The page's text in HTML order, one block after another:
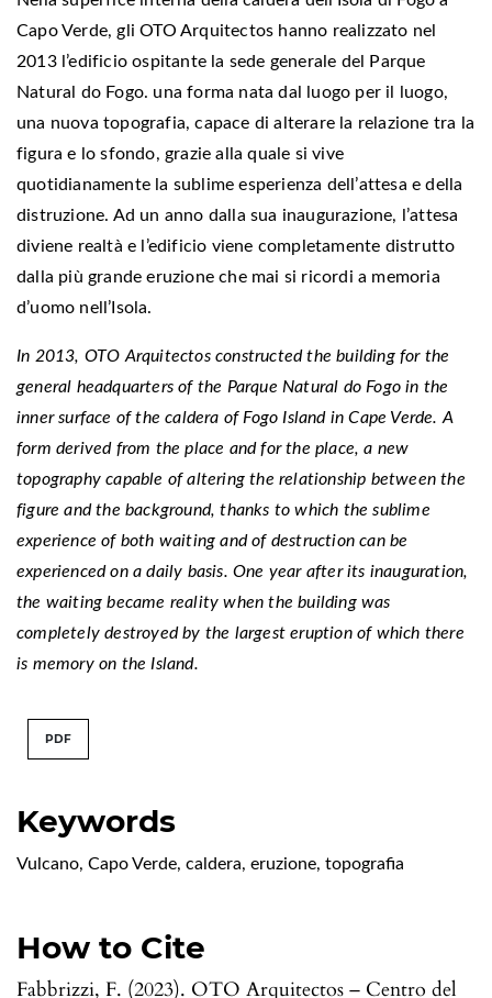
Keywords
Vulcano, Capo Verde, caldera, eruzione, topografia
How to Cite
Fabbrizzi, F. (2023). OTO Arquitectos – Centro del
Capo Verde, gli OTO Arquitectos hanno realizzato nel
2013 l’edificio ospitante la sede generale del Parque
Natural do Fogo. una forma nata dal luogo per il luogo,
una nuova topografia, capace di alterare la relazione tra la
figura e lo sfondo, grazie alla quale si vive
quotidianamente la sublime esperienza dell’attesa e della
distruzione. Ad un anno dalla sua inaugurazione, l’attesa
diviene realtà e l’edificio viene completamente distrutto
dalla più grande eruzione che mai si ricordi a memoria
d’uomo nell’Isola.
In 2013, OTO Arquitectos constructed the building for the
general headquarters of the Parque Natural do Fogo in the
inner surface of the caldera of Fogo Island in Cape Verde. A
form derived from the place and for the place, a new
topography capable of altering the relationship between the
figure and the background, thanks to which the sublime
experience of both waiting and of destruction can be
experienced on a daily basis. One year after its inauguration,
the waiting became reality when the building was
completely destroyed by the largest eruption of which there
is memory on the Island.
PDF